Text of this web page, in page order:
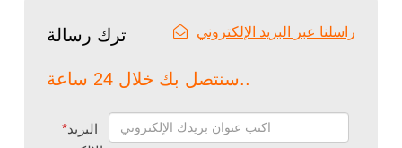
ترك رسالة راسلنا عبر البريد الإلكتروني
سنتصل بك خلال 24 ساعة..
*البريد